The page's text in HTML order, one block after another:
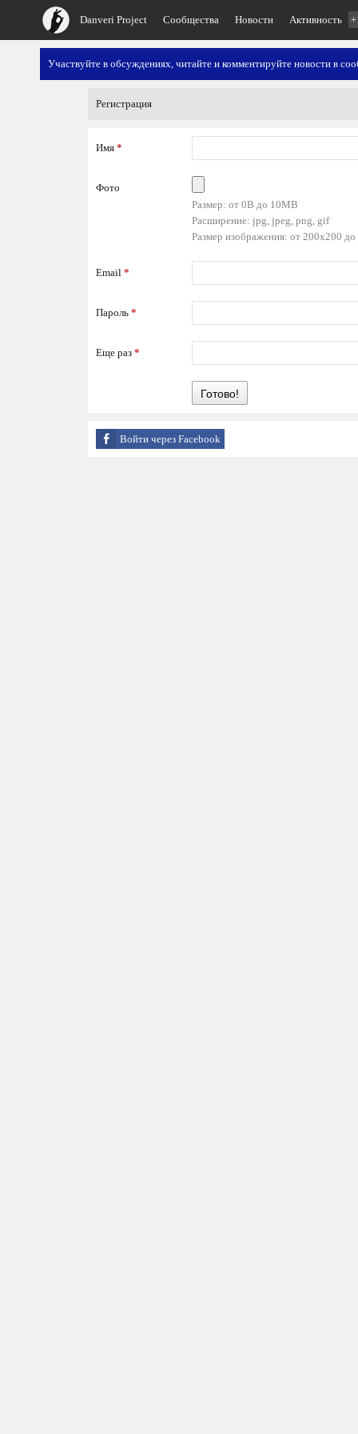
Danveri Project Сообщества Новости Активность
Участвуйте в обсуждениях, читайте и комментируйте новости в
Регистрация
Имя *
Фото
Размер: от 0B до 10MB
Расширение: jpg, jpeg, png, gif
Размер изображения: от 200x200
Email *
Пароль *
Еще раз *
Готово!
Войти через Facebook